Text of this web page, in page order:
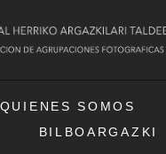
QUIENES SOMOS
BILBOARGAZKI